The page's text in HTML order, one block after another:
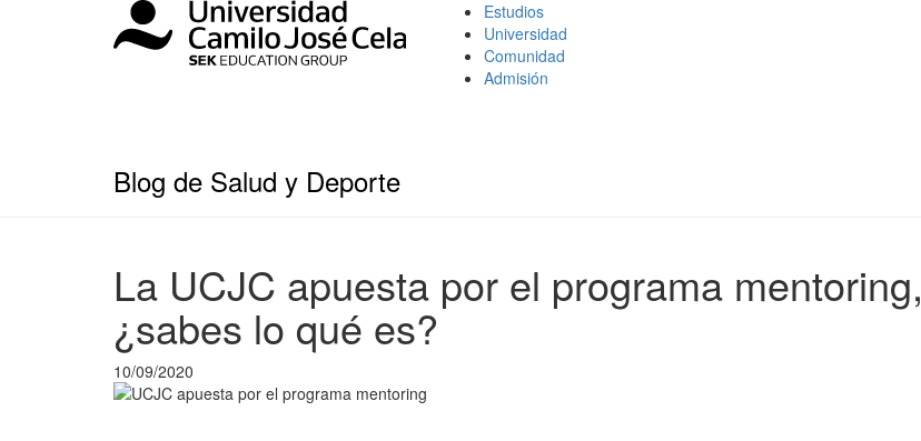
Estudios
Universidad
Comunidad
Admisión
Blog de Salud y Deporte
La UCJC apuesta por el programa mentoring,
¿sabes lo qué es?
10/09/2020